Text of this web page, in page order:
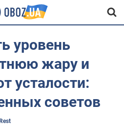
уровень
жару и
усталости:
советов
Rest